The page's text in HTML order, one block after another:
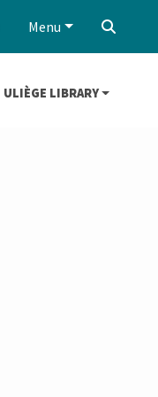
Menu
ULIÈGE LIBRARY